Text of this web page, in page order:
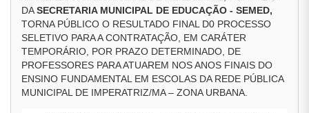
DASECRETARIA MUNICIPAL DE EDUCAÇÃO - SEMED,
TORNA PÚBLICO O RESULTADO FINAL D0 PROCESSO
SELETIVO PARA A CONTRATAÇÃO, EM CARÁTER
TEMPORÁRIO, POR PRAZO DETERMINADO, DE
PROFESSORES PARA ATUAREM NOS ANOS FINAIS DO
ENSINO FUNDAMENTAL EM ESCOLAS DA REDE PÚBLICA
MUNICIPAL DE IMPERATRIZ/MA – ZONA URBANA.